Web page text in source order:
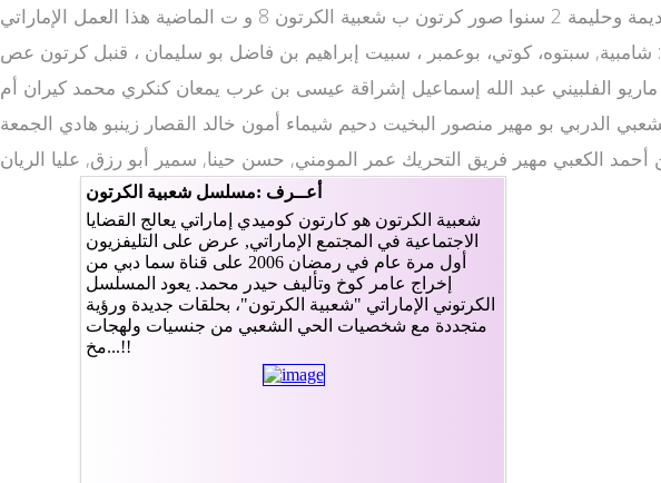
الكرتون 2012 ات كرتون طريفة والمقالب بقالب كوميدي طريف، سيستمتع بها الجمهور الذي تابع خلال ال وديمة وحليمة 2 سنوا صور كرتون ب شعبية الكرتون 8 و ت الماضية هذا العمل الإماراتي
سبتوه، كوتي، بوعمبر ، سبيت إبراهيم بن فاضل بو سليمان ، قنبل كرتون عص
الفلبيني عبد الله إسماعيل إشراقة عيسى بن عرب يمعان كنكري محمد كيران أم
بو مهير منصور البخيت دحيم شيماء أمون خالد القصار زينبو هادي الجمعة
الكعبي مهير فريق التحريك عمر المومني, حسن حينا, سمير أبو رزق, عليا الريان